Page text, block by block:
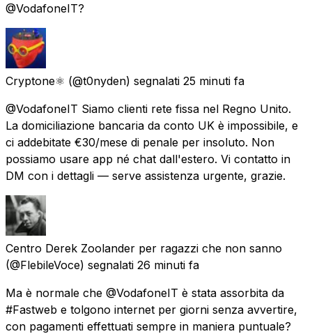
@VodafoneIT?
Cryptone⚛️ (@t0nyden) segnalati 25 minuti fa
@VodafoneIT Siamo clienti rete fissa nel Regno Unito.
La domiciliazione bancaria da conto UK è impossibile, e
ci addebitate €30/mese di penale per insoluto. Non
possiamo usare app né chat dall'estero. Vi contatto in
DM con i dettagli — serve assistenza urgente, grazie.
Centro Derek Zoolander per ragazzi che non sanno
(@FlebileVoce) segnalati 26 minuti fa
Ma è normale che @VodafoneIT è stata assorbita da
#Fastweb e tolgono internet per giorni senza avvertire,
con pagamenti effettuati sempre in maniera puntuale?